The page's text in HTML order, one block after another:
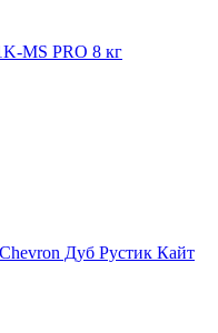
MS PRO 8 кг
Дуб Рустик Кайт